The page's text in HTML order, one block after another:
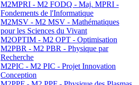
M2MPRI - M2 FODQ - Maj. MPRI -
Fondements de l'Informatique
M2MSV - M2 MSV - Mathématiques
pour les Sciences du Vivant
M2OPTIM - M2 OPT - Optimisation
M2PBR - M2 PBR - Physique par
Recherche
M2PIC - M2 PIC - Projet Innovation
Conception